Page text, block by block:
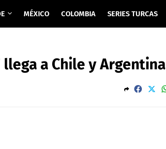
MÉXICO COLOMBIA SERIES TURCAS
a Chile y Argentina